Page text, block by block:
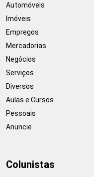
Automóveis
Imóveis
Empregos
Mercadorias
Negócios
Serviços
Diversos
Aulas e Cursos
Pessoais
Anuncie
Colunistas